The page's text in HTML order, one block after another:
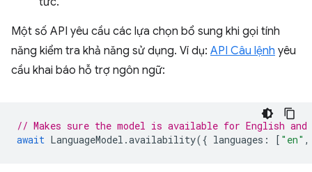
Một số API yêu cầu các lựa chọn bổ sung khi gọi tính
năng kiểm tra khả năng sử dụng. Ví dụ: API Câu lệnh yêu
cầu khai báo hỗ trợ ngôn ngữ:
// Makes sure the model is available for English and
await LanguageModel .availability({ languages : [ "en" ,